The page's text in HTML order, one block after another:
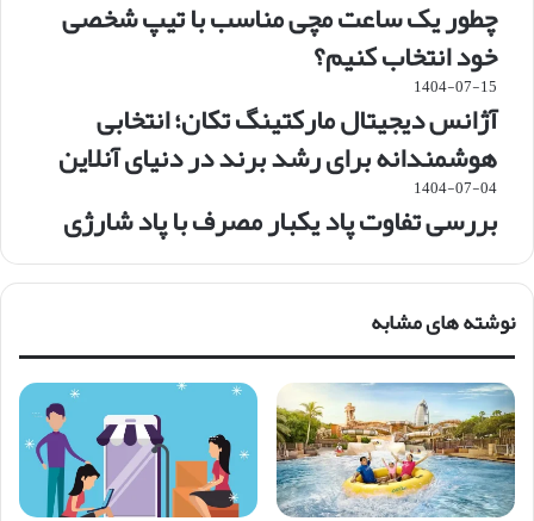
چطور یک ساعت مچی مناسب با تیپ شخصی
خود انتخاب کنیم؟
1404-07-15
آژانس دیجیتال مارکتینگ تکان؛ انتخابی
هوشمندانه برای رشد برند در دنیای آنلاین
1404-07-04
بررسی تفاوت پاد یکبار مصرف با پاد شارژی
نوشته های مشابه